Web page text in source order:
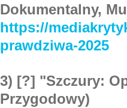
Dokumentalny,
https://
prawdziwa-2025
3) [?] "Szczury:
Przygodowy)